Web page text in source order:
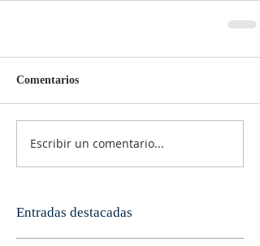
Comentarios
Escribir un comentario...
Entradas destacadas